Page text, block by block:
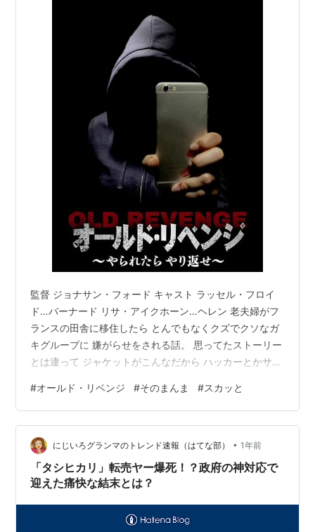
監督 ジョナサン・フォード キャスト ラッセル・フロイ
ド…バーナード リサ・アイクホーン…ヘレン 老夫婦がフ
ランスの田舎に移住したら とんでもなくクズでクソなガ
キグループに 嫌がらせをされる話。 思ってたストーリー
とは違って ジャケットがこんなだから ハッカーとかサイ
方がうますぎて こいつらにとことんお仕置きしたい気持
ちに。 お仕置きなんて生易しい言葉でなく 成敗、打ち
首、島流しの刑にしたくなったわ。 にしても、なんなん
コイツラ。 田舎でやることなくって暇だから 人を不幸に
して楽しんでるクズたち。 いじめるのは主に老人。 がた
いがよく、一見…
#オールド・リベンジ #そのまんま #スカッと
にじいろグランマのトレンド速報（はてな部） • 1年前
「タシヒカリ」転売ヤー爆死！？政府の神対応で
迎えた痛快な結末とは？